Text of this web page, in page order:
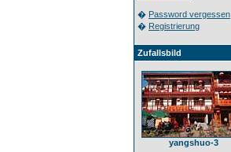
� Password vergessen
� Registrierung
Zufallsbild
yangshuo-3